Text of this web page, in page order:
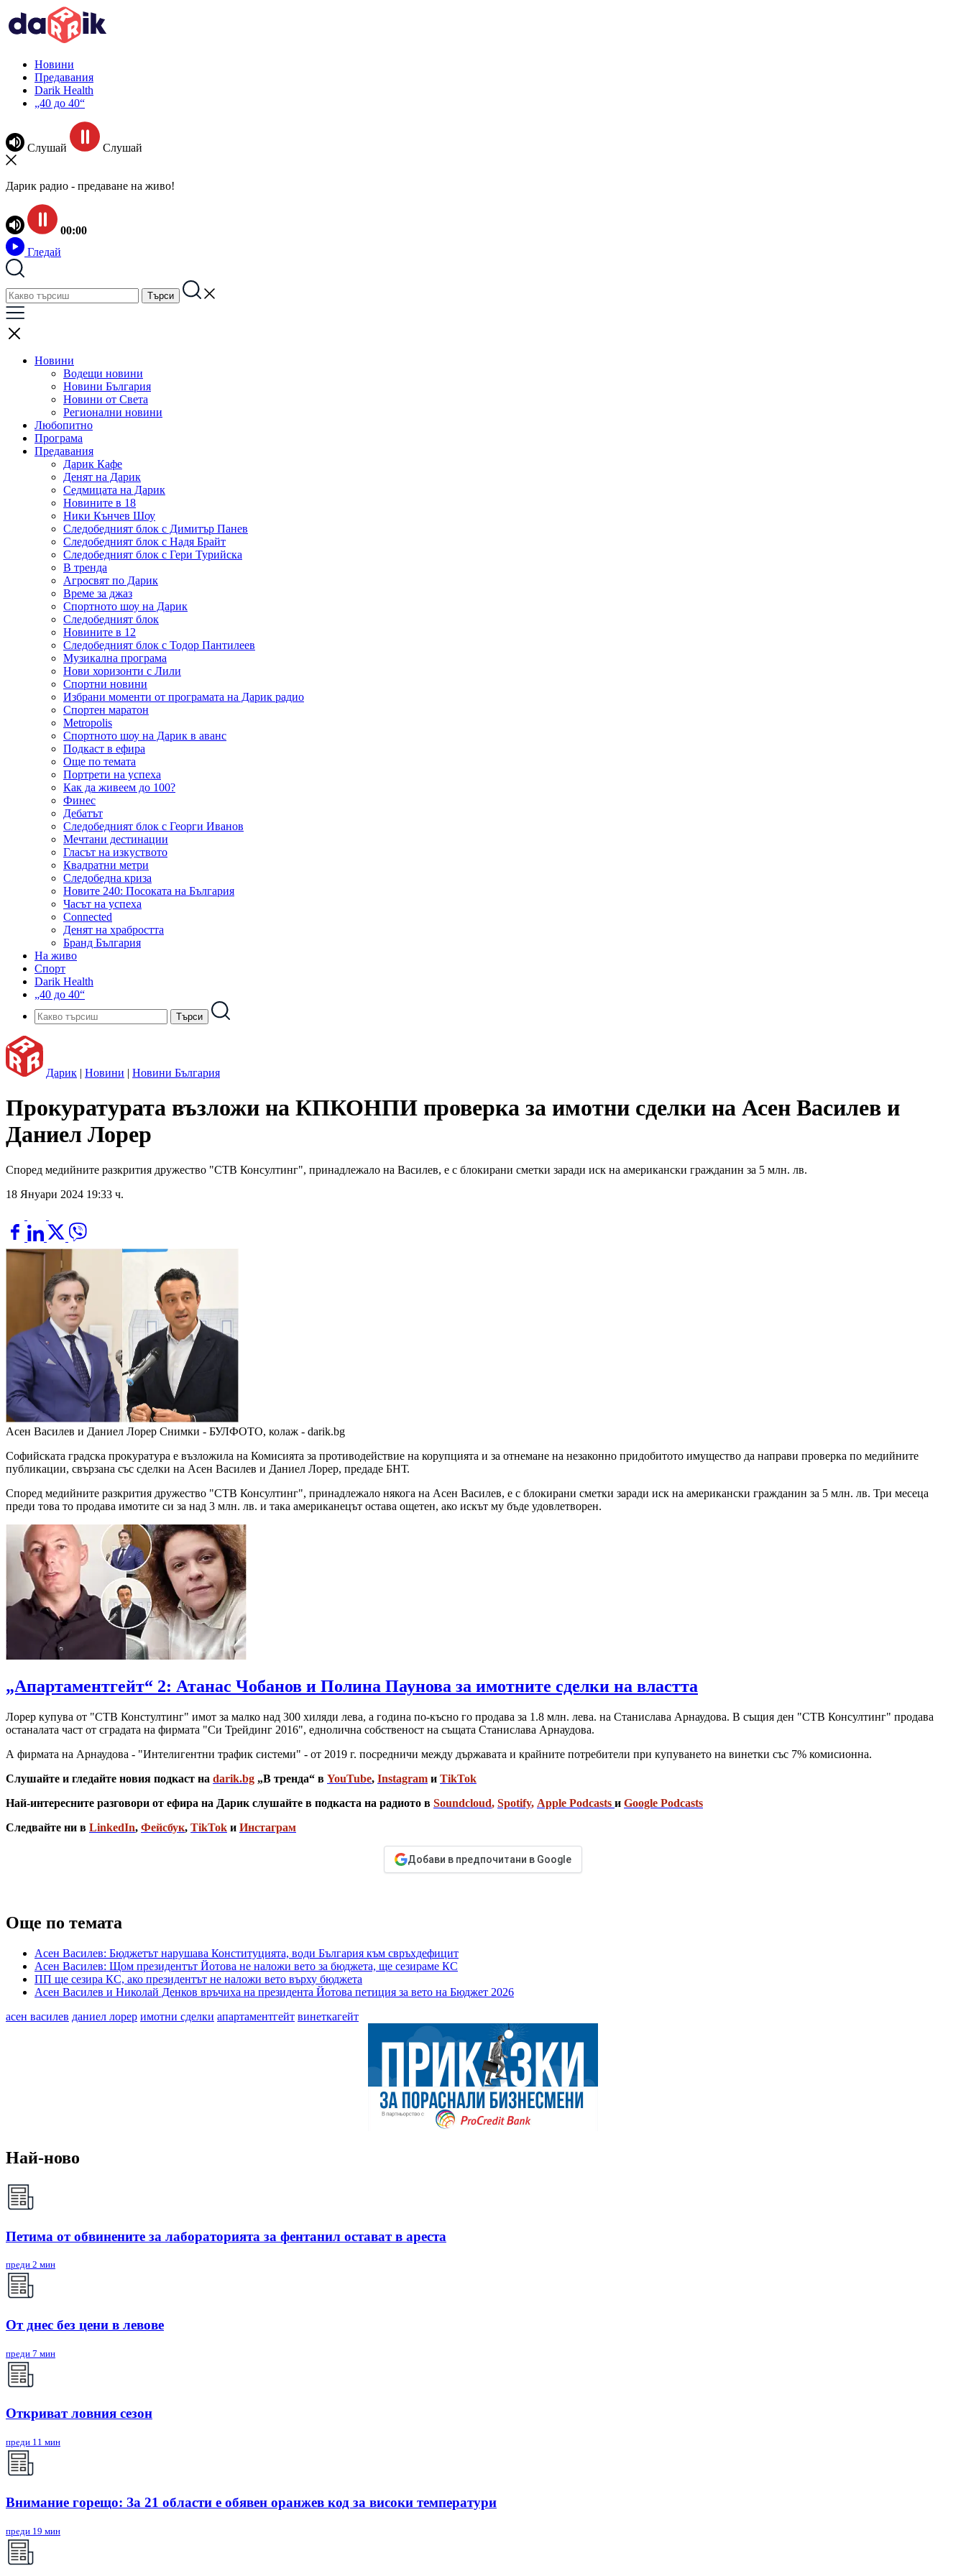
Новини
Предавания
Darik Health
„40 до 40“
Слушай Слушай
Дарик радио - предаване на живо!
00:00
Гледай
Новини
Водещи новини
Новини България
Новини от Света
Регионални новини
Любопитно
Програма
Предавания
Дарик Кафе
Денят на Дарик
Седмицата на Дарик
Новините в 18
Ники Кънчев Шоу
Следобедният блок с Димитър Панев
Следобедният блок с Надя Брайт
Следобедният блок с Гери Турийска
В тренда
Агросвят по Дарик
Време за джаз
Спортното шоу на Дарик
Следобедният блок
Новините в 12
Следобедният блок с Тодор Пантилеев
Музикална програма
Нови хоризонти с Лили
Спортни новини
Избрани моменти от програмата на Дарик радио
Спортен маратон
Metropolis
Спортното шоу на Дарик в аванс
Подкаст в ефира
Още по темата
Портрети на успеха
Как да живеем до 100?
Финес
Дебатът
Следобедният блок с Георги Иванов
Мечтани дестинации
Гласът на изкуството
Квадратни метри
Следобедна криза
Новите 240: Посоката на България
Часът на успеха
Connected
Денят на храбростта
Бранд България
На живо
Спорт
Darik Health
„40 до 40“
Дарик | Новини | Новини България
Прокуратурата възложи на КПКОНПИ проверка за имотни сделки на Асен Василев и
Даниел Лорер
Според медийните разкрития дружество "СТВ Консултинг", принадлежало на Василев, е с блокирани сметки заради иск на американски гражданин за 5 млн. лв.
18 Януари 2024 19:33 ч.
Асен Василев и Даниел Лорер Снимки - БУЛФОТО, колаж - darik.bg
Софийската градска прокуратура е възложила на Комисията за противодействие на корупцията и за отнемане на незаконно придобитото имущество да направи проверка по медийните
публикации, свързана със сделки на Асен Василев и Даниел Лорер, предаде БНТ.
Според медийните разкрития дружество "СТВ Консултинг", принадлежало някога на Асен Василев, е с блокирани сметки заради иск на американски гражданин за 5 млн. лв. Три месеца
преди това то продава имотите си за над 3 млн. лв. и така американецът остава ощетен, ако искът му бъде удовлетворен.
„Апартаментгейт“ 2: Атанас Чобанов и Полина Паунова за имотните сделки на властта
Лорер купува от "СТВ Констултинг" имот за малко над 300 хиляди лева, а година по-късно го продава за 1.8 млн. лева. на Станислава Арнаудова. В същия ден "СТВ Консултинг" продава
останалата част от сградата на фирмата "Си Трейдинг 2016", еднолична собственост на същата Станислава Арнаудова.
А фирмата на Арнаудова - "Интелигентни трафик системи" - от 2019 г. посредничи между държавата и крайните потребители при купуването на винетки със 7% комисионна.
Слушайте и гледайте новия подкаст на darik.bg „В тренда“ в YouTube, Instagram и TikTok
Най-интересните разговори от ефира на Дарик слушайте в подкаста на радиото в Soundcloud, Spotify, Apple Podcasts и Google Podcasts
Следвайте ни в LinkedIn, Фейсбук, TikTok и Инстаграм
Добави в предпочитани в Google
Още по темата
Асен Василев: Бюджетът нарушава Конституцията, води България към свръхдефицит
Асен Василев: Щом президентът Йотова не наложи вето за бюджета, ще сезираме КС
ПП ще сезира КС, ако президентът не наложи вето върху бюджета
Асен Василев и Николай Денков връчиха на президента Йотова петиция за вето на Бюджет 2026
асен василев даниел лорер имотни сделки апартаментгейт винеткагейт
Най-ново
Петима от обвинените за лабораторията за фентанил остават в ареста
преди 2 мин
От днес без цени в левове
преди 7 мин
Откриват ловния сезон
преди 11 мин
Внимание горещо: За 21 области е обявен оранжев код за високи температури
преди 19 мин